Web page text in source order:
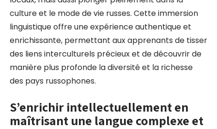
culture et le mode de vie russes. Cette immersion
linguistique offre une expérience authentique et
enrichissante, permettant aux apprenants de tisser
des liens interculturels précieux et de découvrir de
manière plus profonde la diversité et la richesse
des pays russophones.
S’enrichir intellectuellement en
maîtrisant une langue complexe et